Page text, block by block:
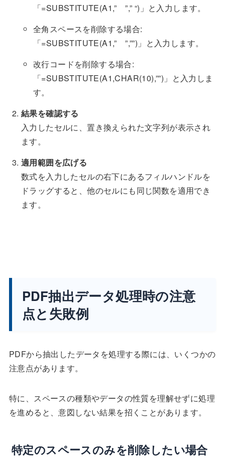
「=SUBSTITUTE(A1,” ”,” “)」と入力します。
全角スペースを削除する場合:
「=SUBSTITUTE(A1,” ”,””)」と入力します。
改行コードを削除する場合:
「=SUBSTITUTE(A1,CHAR(10),””)」と入力しま
す。
結果を確認する
入力したセルに、置き換えられた文字列が表示され
ます。
適用範囲を広げる
数式を入力したセルの右下にあるフィルハンドルを
ドラッグすると、他のセルにも同じ関数を適用でき
ます。
PDF抽出データ処理時の注意
点と失敗例
PDFから抽出したデータを処理する際には、いくつかの
注意点があります。
特に、スペースの種類やデータの性質を理解せずに処理
を進めると、意図しない結果を招くことがあります。
特定のスペースのみを削除したい場合